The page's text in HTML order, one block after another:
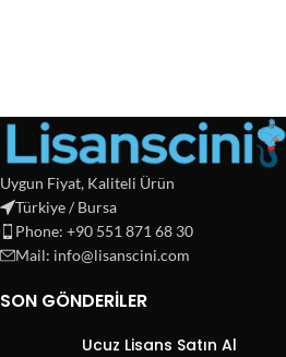
Uygun Fiyat, Kaliteli Ürün
Türkiye / Bursa
Phone: +90 551 871 68 30
Mail: info@lisanscini.com
SON GÖNDERILER
Ucuz Lisans Satın Al